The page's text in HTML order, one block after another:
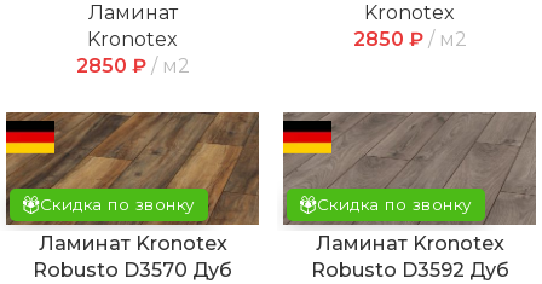
Ламинат
Kronotex
2850 ₽ м2
Kronotex
2850 ₽ м2
Скидка по звонку
Ламинат Kronotex
Robusto D3570 Дуб
Скидка по звонку
Ламинат Kronotex
Robusto D3592 Дуб